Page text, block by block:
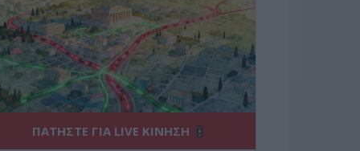
ΠΑΤΗΣΤΕ ΓΙΑ LIVE ΚΙΝΗΣΗ